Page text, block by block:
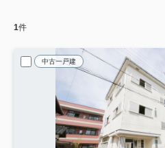
1件
中古一戸建